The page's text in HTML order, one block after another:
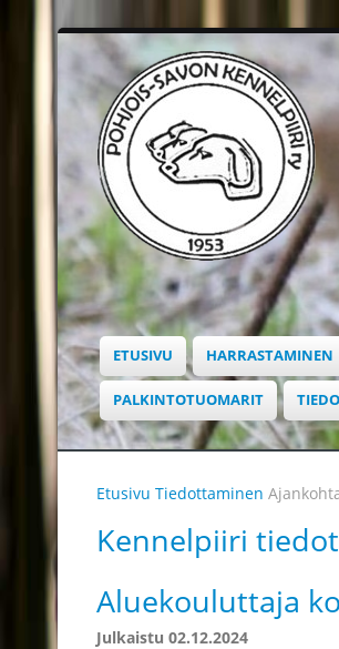
ETUSIVU HARRASTAMINEN
PALKINTOTUOMARIT
Etusivu Tiedottaminen
Kennelpiiri
Aluekouluttaja
Julkaistu 02.12.2024